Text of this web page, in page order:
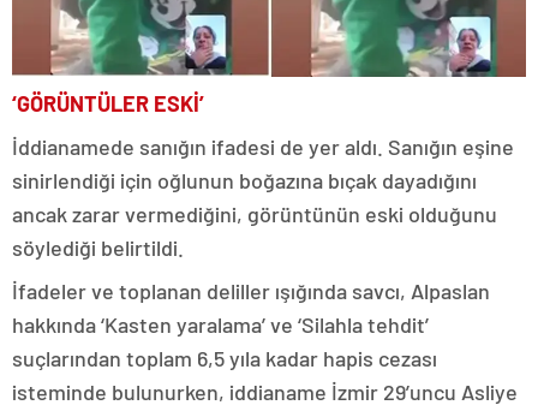
‘GÖRÜNTÜLER ESKİ’
İddianamede sanığın ifadesi de yer aldı. Sanığın eşine
sinirlendiği için oğlunun boğazına bıçak dayadığını
ancak zarar vermediğini, görüntünün eski olduğunu
söylediği belirtildi.
İfadeler ve toplanan deliller ışığında savcı, Alpaslan
hakkında ‘Kasten yaralama’ ve ‘Silahla tehdit’
suçlarından toplam 6,5 yıla kadar hapis cezası
isteminde bulunurken, iddianame İzmir 29’uncu Asliye